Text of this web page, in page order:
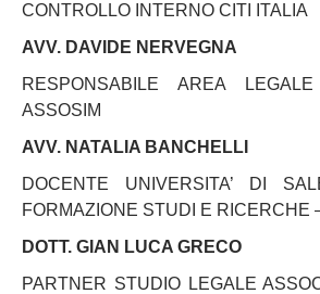
CONTROLLO INTERNO CITI ITALIA
AVV. DAVIDE NERVEGNA
RESPONSABILE AREA
ASSOSIM
AVV. NATALIA BANCHELLI
DOCENTE UNIVERSITA’ DI
FORMAZIONE STUDI E RICERCHE
DOTT. GIAN LUCA GRECO
PARTNER STUDIO LEGALE